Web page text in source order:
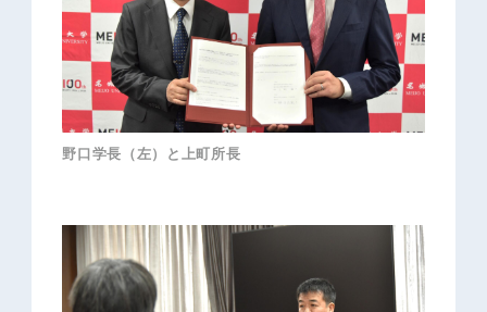
野口学長（左）と上町所長